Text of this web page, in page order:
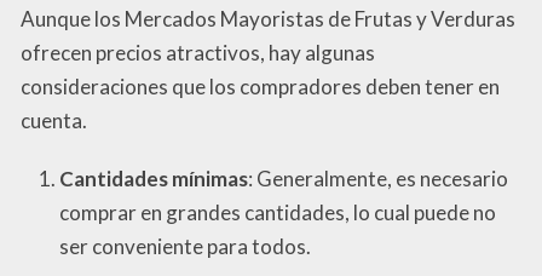
Aunque los Mercados Mayoristas de Frutas y Verduras
ofrecen precios atractivos, hay algunas
consideraciones que los compradores deben tener en
cuenta.
Cantidades mínimas: Generalmente, es necesario
comprar en grandes cantidades, lo cual puede no
ser conveniente para todos.